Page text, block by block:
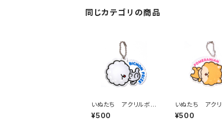
同じカテゴリの商品
いぬたち アクリルボ
ールチェーン（ビション
フリーゼ）
¥500
いぬたち アク
ールチェーン（ポ
アン）
¥500